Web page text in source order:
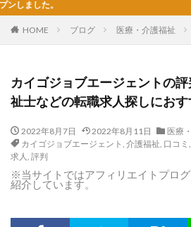
HOME ブログ 医療・介護福祉
カイゴジョブエージェントの
祉士などの転職求人探しにおす
2022年8月7日 2022年8月11日
医療
カイゴジョブエージェント , 介護福祉, 口コミ ,
求人, 評判
※当サイトではアフィリエイトプロ
紹介しています。
20代 日系グローバル企業
料金比較
断られた 新卒
日系グローバル
東京労働経済組合
栄養士
株式会社エス・エム・エス
株式